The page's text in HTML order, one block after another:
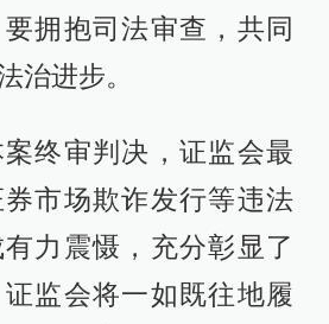
拥抱司法审查，共同
治进步。
终审判决，证监会最
市场欺诈发行等违法
力震慑，充分彰显了
监会将一如既往地履